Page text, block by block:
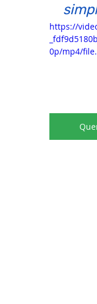
https://
0p/mp4/